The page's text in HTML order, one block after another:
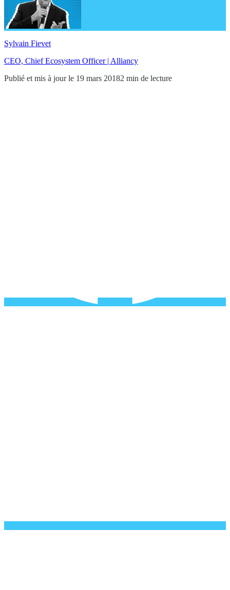
Sylvain Fievet
CEO, Chief Ecosystem Officer | Alliancy
Publié et mis à jour le 19 mars 20182 min de lecture